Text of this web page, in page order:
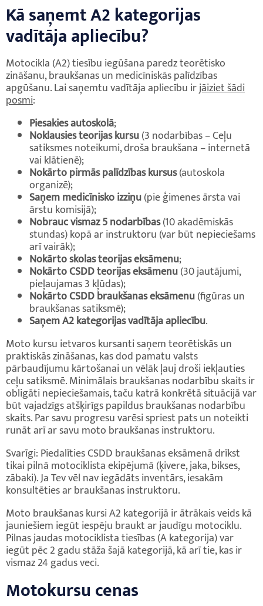
Kā saņemt A2 kategorijas
vadītāja apliecību?
Motocikla (A2) tiesību iegūšana paredz teorētisko
zināšanu, braukšanas un medicīniskās palīdzības
apgūšanu. Lai saņemtu vadītāja apliecību irjāiziet šādi
posmi:
Piesakies autoskolā;
Noklausies teorijas kursu(3 nodarbības – Ceļu
satiksmes noteikumi, droša braukšana – internetā
vai klātienē);
Nokārto pirmās palīdzības kursus(autoskola
organizē);
Saņem medicīnisko izziņu(pie ģimenes ārsta vai
ārstu komisijā);
Nobrauc vismaz 5 nodarbības(10 akadēmiskās
stundas) kopā ar instruktoru (var būt nepieciešams
arī vairāk);
Nokārto skolas teorijas eksāmenu;
Nokārto CSDD teorijas eksāmenu(30 jautājumi,
pieļaujamas 3 kļūdas);
Nokārto CSDD braukšanas eksāmenu(figūras un
braukšanas satiksmē);
Saņem A2 kategorijas vadītāja apliecību.
Moto kursu ietvaros kursanti saņem teorētiskās un
praktiskās zināšanas, kas dod pamatu valsts
pārbaudījumu kārtošanai un vēlāk ļauj droši iekļauties
ceļu satiksmē. Minimālais braukšanas nodarbību skaits ir
obligāti nepieciešamais, taču katrā konkrētā situācijā var
būt vajadzīgs atšķirīgs papildus braukšanas nodarbību
skaits. Par savu progresu varēsi spriest pats un noteikti
runāt arī ar savu moto braukšanas instruktoru.
Svarīgi: Piedalīties CSDD braukšanas eksāmenā drīkst
tikai pilnā motociklista ekipējumā (ķivere, jaka, bikses,
zābaki). Ja Tev vēl nav iegādāts inventārs, iesakām
konsultēties ar braukšanas instruktoru.
Moto braukšanas kursi A2 kategorijā ir ātrākais veids kā
jauniešiem iegūt iespēju braukt ar jaudīgu motociklu.
Pilnas jaudas motociklista tiesības (A kategorija) var
iegūt pēc 2 gadu stāža šajā kategorijā, kā arī tie, kas ir
vismaz 24 gadus veci.
Motokursu cenas